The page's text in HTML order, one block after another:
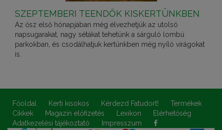
SZEPTEMBERI TEENDŐK KISKERTÜNKBEN
Az ősz első hónapjában még élvezhetjük az utolsó
napsugarakat, nagy sétákat tehetünk a sárguló lombú
parkokban, és csodálhatjuk kertünkben még nyíló virágokat
is.
Főoldal Kerti kisokos Kérdezd Fatudort!
Termékek
Cikkek
Magazin előfizetés Lexikon
Elérhetőség
Adatkezelési tájékoztató
Impresszum